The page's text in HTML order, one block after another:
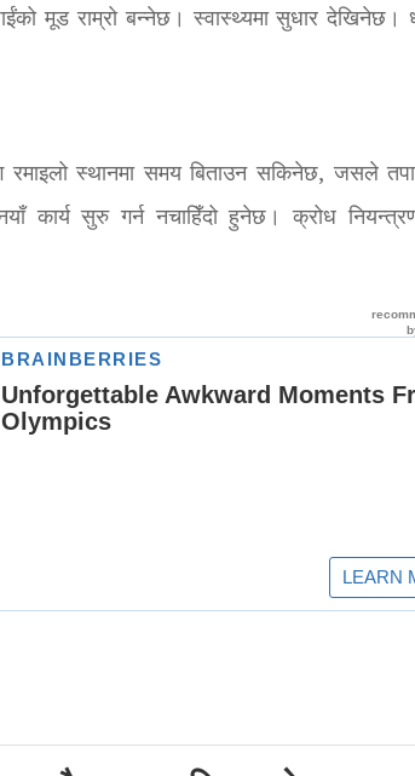
मूड राम्रो बन्नेछ। स्वास्थ्यमा सुधार देखिनेछ।
रमाइलो स्थानमा समय बिताउन सकिनेछ, जसले
सुरु गर्न नचाहिँदो हुनेछ। क्रोध